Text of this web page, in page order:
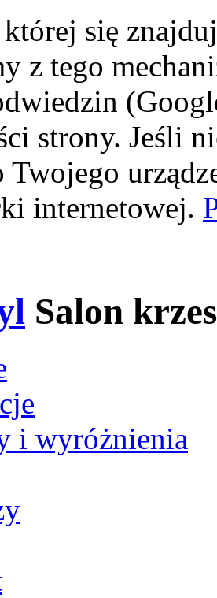
której się
z tego
strony. Jeśli
Twojego
internetowej.
Salon
i wyróżnienia